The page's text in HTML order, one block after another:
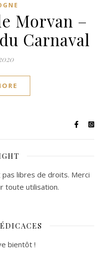
Morvan –
Carnaval
libres de droits. Merci
toute utilisation.
bientôt !